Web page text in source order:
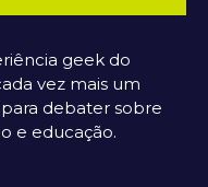
geek do
vez mais um
debater sobre
e educação.